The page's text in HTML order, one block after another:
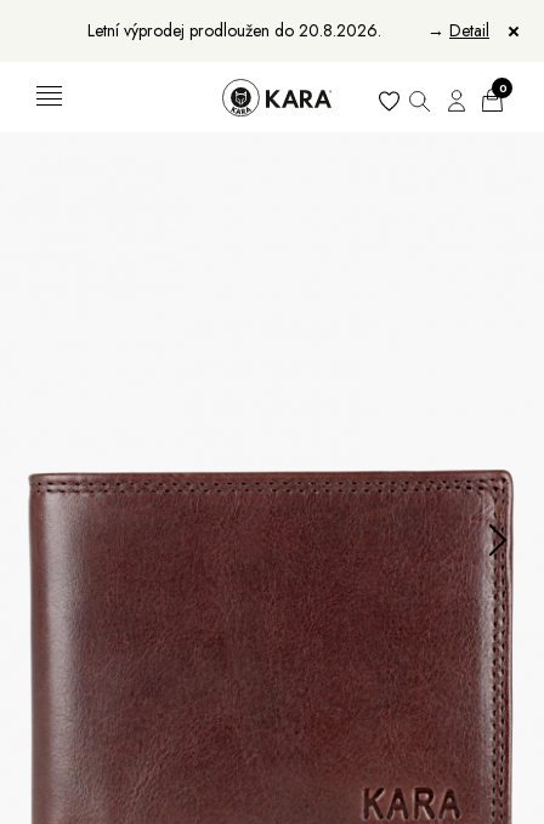
Letní výprodej prodloužen do 20.8.2026. → Detail
Manikúry
Kufre -21 % Predajne Služby
Kara klub
Darčekové poukazy
Extra výhodné
Zľavy
Bundy a kabáty -50 %
Česky Slovensky
0